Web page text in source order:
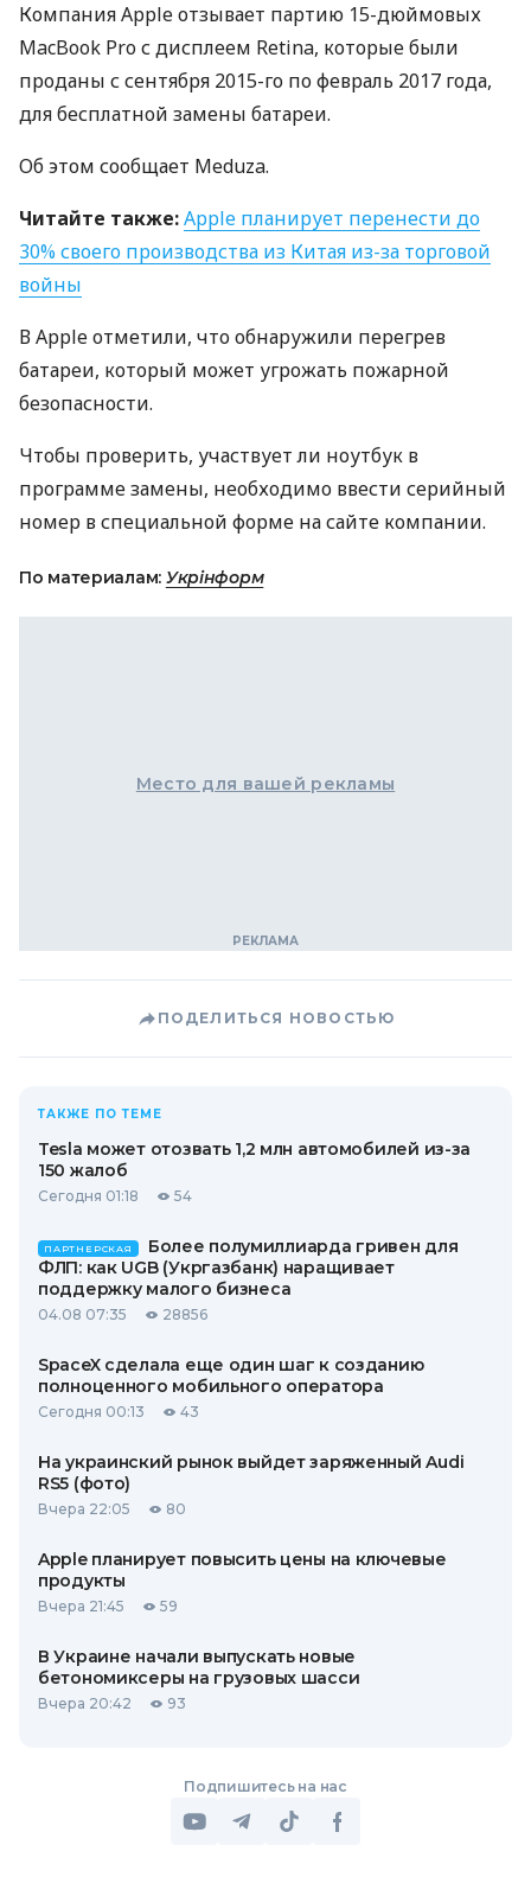
Компания Apple отзывает партию 15-дюймовых
MacBook Pro с дисплеем Retina, которые были
проданы с сентября 2015-го по февраль 2017 года,
для бесплатной замены батареи.
Об этом сообщает Meduza.
Читайте также:Apple планирует перенести до
30% своего производства из Китая из-за торговой
войны
В Apple отметили, что обнаружили перегрев
батареи, который может угрожать пожарной
безопасности.
Чтобы проверить, участвует ли ноутбук в
программе замены, необходимо ввести серийный
номер в специальной форме на сайте компании.
По материалам: Укрінформ
Место для вашей рекламы
ПОДЕЛИТЬСЯ НОВОСТЬЮ
ТАКЖЕ ПО ТЕМЕ
Tesla может отозвать 1,2 млн автомобилей из-за
150 жалоб
Сегодня 01:18 54
ПАРТНЕРСКАЯ
Более полумиллиарда гривен для
ФЛП: как UGB (Укргазбанк) наращивает
поддержку малого бизнеса
04.08 07:35 28856
SpaceX сделала еще один шаг к созданию
полноценного мобильного оператора
Сегодня 00:13 43
На украинский рынок выйдет заряженный Audi
RS5 (фото)
Вчера 22:05 80
Apple планирует повысить цены на ключевые
продукты
Вчера 21:45 59
В Украине начали выпускать новые
бетономиксеры на грузовых шасси
Вчера 20:42 93
Подпишитесь на нас